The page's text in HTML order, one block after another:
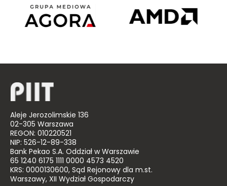
Agora
Poland
Aleje Jerozolimskie 136
02-305 Warszawa
REGON: 010220521
NIP: 526-12-89-338
Bank Pekao S.A. Oddział w Warszawie
65 1240 6175 1111 0000 4573 4520
KRS: 0000130600, Sąd Rejonowy dla m.st.
Warszawy, XII Wydział Gospodarczy